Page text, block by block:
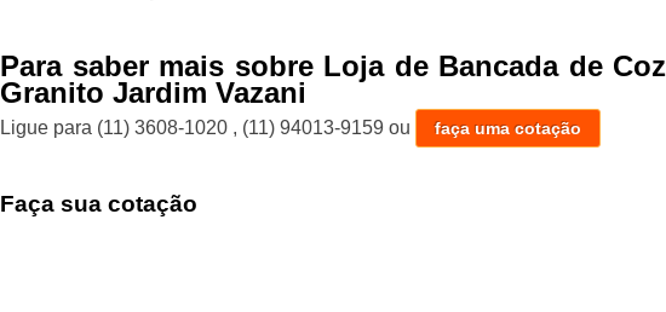
Para saber mais sobre Loja de Bancada de
Granito Jardim Vazani
Ligue para (11) 3608-1020 , (11) 94013-9159 ou faça uma cotação
Faça sua cotação